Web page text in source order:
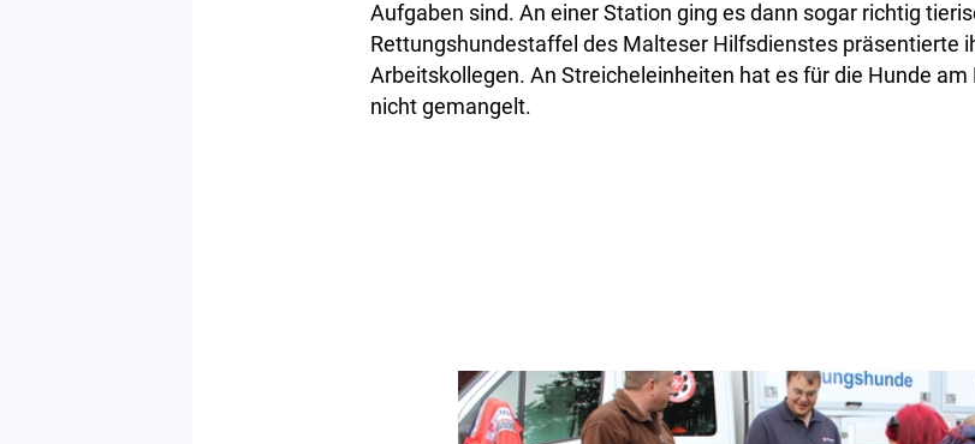
Aufgaben sind. An einer Station ging es dann sogar richtig
Rettungshundestaffel des Malteser Hilfsdienstes präsentierte
Arbeitskollegen. An Streicheleinheiten hat es für die Hunde am
nicht gemangelt.